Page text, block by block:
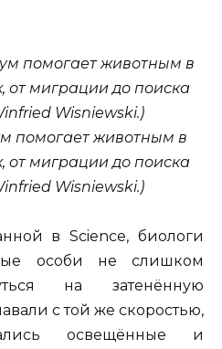
помогает животным в
от миграции до поиска
Wisniewski.)
в Science, биологи
особи не слишком
на затенённую
с той же скоростью,
освещённые и